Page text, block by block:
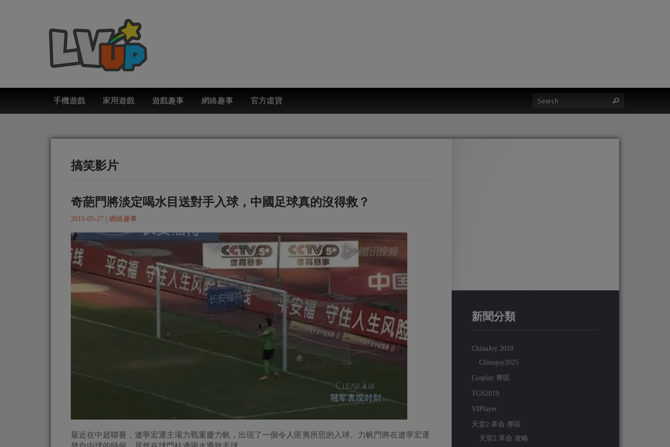
手機遊戲 家用遊戲 遊戲趣事 網絡趣事 官方虛寶
搞笑影片
奇葩門將淡定喝水目送對手入球，中國足球真的沒得救？
2015-05-27 網絡趣事
最近在中超聯賽，遼寧宏運主場力戰重慶力帆，出現了一個令人匪夷所思的入球。力帆門將在遼寧宏運
新聞分類
ChinaJoy 2018
Chinajoy2025
Cosplay 專區
TGS2019
VIPlayer
天堂2:革命 專區
天堂2:革命 攻略